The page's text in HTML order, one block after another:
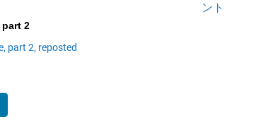
ント
2
part 2, reposted